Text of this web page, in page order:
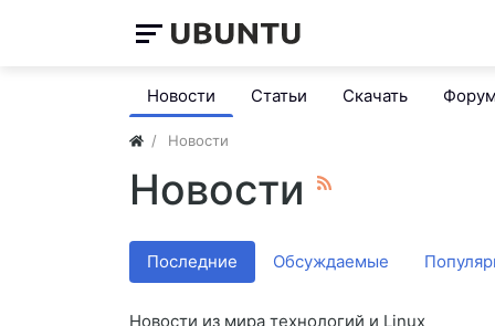
Новости Статьи Скачать
Новости
Новости
Последние Обсуждаемые
Новости из мира технологий и Linux